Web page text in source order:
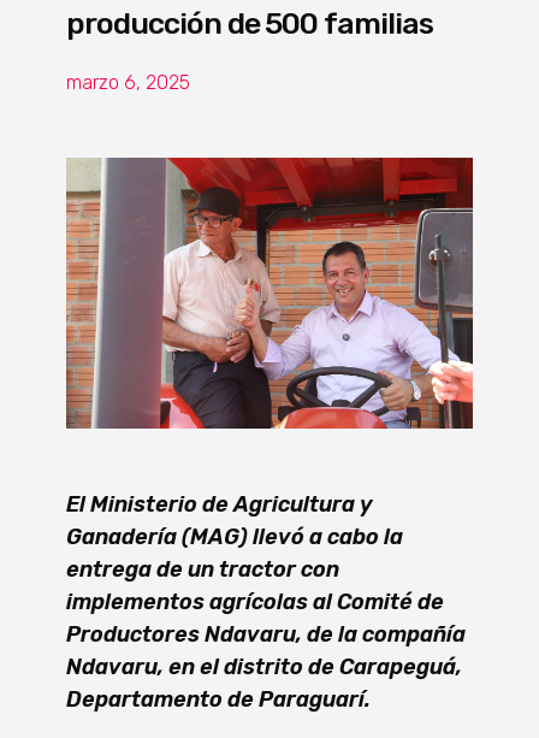
producción de 500 familias
marzo 6, 2025
El Ministerio de Agricultura y
Ganadería (MAG) llevó a cabo la
entrega de un tractor con
implementos agrícolas al Comité de
Productores Ndavaru, de la compañía
Ndavaru, en el distrito de Carapeguá,
Departamento de Paraguarí.